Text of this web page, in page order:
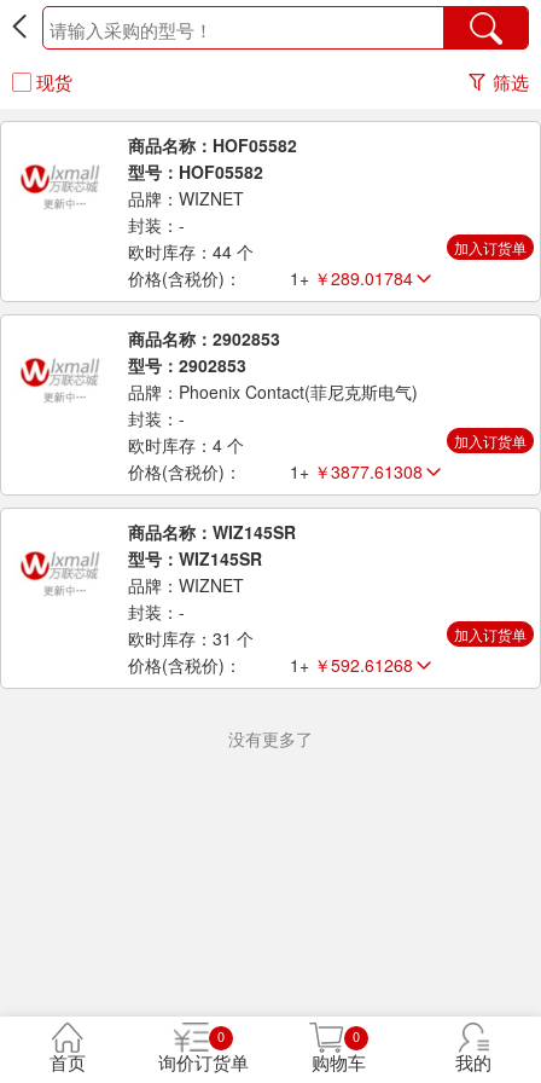
现货 筛选
商品名称：HOF05582
型号：HOF05582
品牌：WIZNET
封装：-
欧时库存：44 个
价格(含税价)：
1+ ￥289.01784
加入订货单
商品名称：2902853
型号：2902853
品牌：Phoenix Contact(菲尼克斯电气)
封装：-
欧时库存：4 个
价格(含税价)：
1+ ￥3877.61308
加入订货单
商品名称：WIZ145SR
型号：WIZ145SR
品牌：WIZNET
封装：-
欧时库存：31 个
价格(含税价)：
1+ ￥592.61268
加入订货单
没有更多了
首页
0
询价订货单
0
购物车 我的